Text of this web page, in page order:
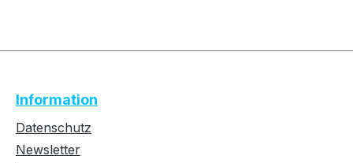
Information
Datenschutz
Newsletter